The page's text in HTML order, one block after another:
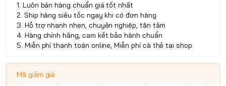
1. Luôn bán hàng chuẩn giá tốt nhất
2. Ship hàng siêu tốc ngay khi có đơn hàng
3. Hỗ trợ nhanh nhẹn, chuyên nghiệp, tận tâm
4. Hàng chính hãng, cam kết bảo hành chuẩn
5. Miễn phí thanh toán online, Miễn phí cà thẻ tại shop
Mã giảm giá